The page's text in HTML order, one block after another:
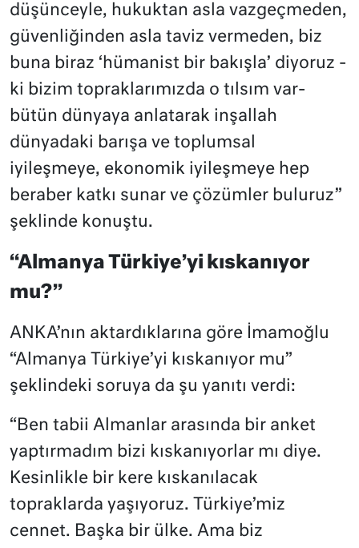
düşünceyle, hukuktan asla vazgeçmeden,
güvenliğinden asla taviz vermeden, biz
buna biraz ‘hümanist bir bakışla’ diyoruz -
ki bizim topraklarımızda o tılsım var-
bütün dünyaya anlatarak inşallah
dünyadaki barışa ve toplumsal
iyileşmeye, ekonomik iyileşmeye hep
beraber katkı sunar ve çözümler buluruz”
şeklinde konuştu.
“Almanya Türkiye’yi kıskanıyor
mu?”
ANKA’nın aktardıklarına göre İmamoğlu
“Almanya Türkiye’yi kıskanıyor mu”
şeklindeki soruya da şu yanıtı verdi:
“Ben tabii Almanlar arasında bir anket
yaptırmadım bizi kıskanıyorlar mı diye.
Kesinlikle bir kere kıskanılacak
topraklarda yaşıyoruz. Türkiye’miz
cennet. Başka bir ülke. Ama biz